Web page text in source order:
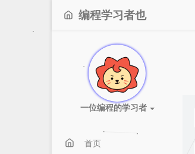
编程学习者也
一位编程的学习者
首页